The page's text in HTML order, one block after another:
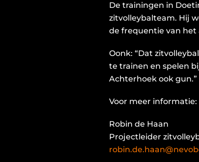
De trainingen in
zitvolleybalteam. Hij
de frequentie van
Oonk: “Dat
te trainen en spelen
Achterhoek ook gun.”
Voor meer informatie:
Robin de Haan
Projectleider